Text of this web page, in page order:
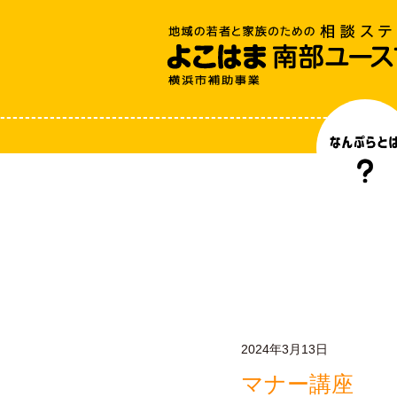
2024年3月13日
マナー講座